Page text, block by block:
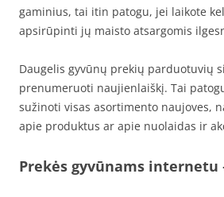
gaminius, tai itin patogu, jei laikote
apsirūpinti jų maisto atsargomis
Daugelis gyvūnų prekių parduotuvių
prenumeruoti naujienlaiškį. Tai
sužinoti visas asortimento naujoves,
apie produktus ar apie nuolaidas ir
Prekės gyvūnams internetu